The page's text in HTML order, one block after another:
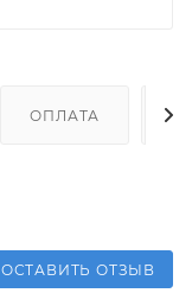
ОПЛАТА
ОСТАВИТЬ ОТЗЫВ